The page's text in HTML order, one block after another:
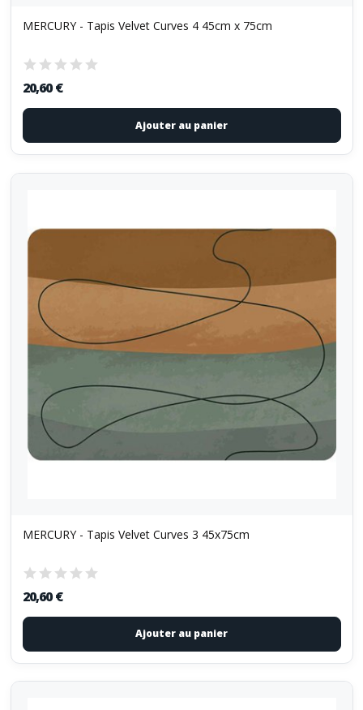
MERCURY - Tapis Velvet Curves 4 45cm x 75cm
20,60 €
Ajouter au panier
MERCURY - Tapis Velvet Curves 3 45x75cm
20,60 €
Ajouter au panier